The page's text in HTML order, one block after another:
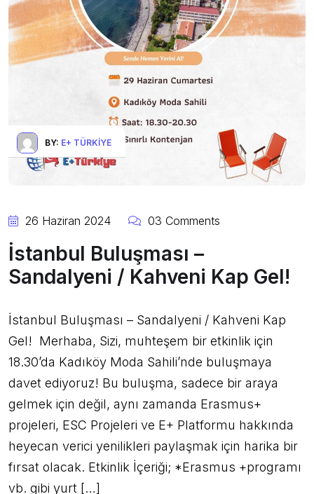
BY: E+ TÜRKIYE
26 Haziran 2024 03 Comments
İstanbul Buluşması –
Sandalyeni / Kahveni Kap Gel!
İstanbul Buluşması – Sandalyeni / Kahveni Kap
Gel! Merhaba, Sizi, muhteşem bir etkinlik için
18.30’da Kadıköy Moda Sahili’nde buluşmaya
davet ediyoruz! Bu buluşma, sadece bir araya
gelmek için değil, aynı zamanda Erasmus+
projeleri, ESC Projeleri ve E+ Platformu hakkında
heyecan verici yenilikleri paylaşmak için harika bir
fırsat olacak. Etkinlik İçeriği; *Erasmus +programı
vb. gibi yurt […]